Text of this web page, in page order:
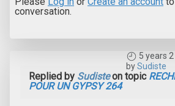
conversation.
5 years
bySudiste
Replied by Sudisteon topic
POUR UN GYPSY 264